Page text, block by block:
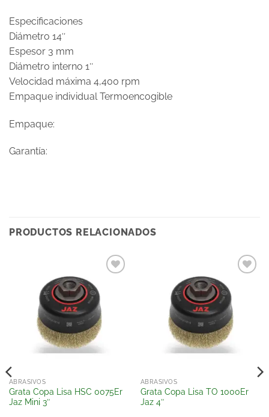
Especificaciones
Diámetro 14″
Espesor 3 mm
Diámetro interno 1″
Velocidad máxima 4,400 rpm
Empaque individual Termoencogible
Empaque:
Garantía:
PRODUCTOS RELACIONADOS
Añadir
a la
lista
de
deseos
ABRASIVOS
Grata Copa Lisa HSC 0075Er
Jaz Mini 3″
Añadir
a la
lista
de
deseos
ABRASIVOS
Grata Copa Lisa TO 1000Er
Jaz 4″